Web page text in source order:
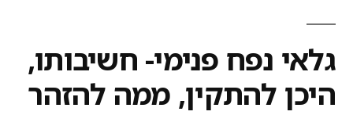
גלאי נפח פנימי- חשיבותו,
היכן להתקין, ממה להזהר